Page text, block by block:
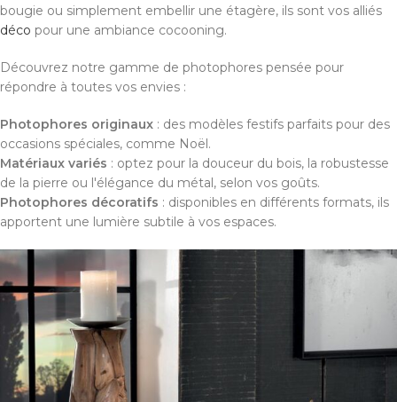
bougie ou simplement embellir une étagère, ils sont vos alliés
déco pour une ambiance cocooning.
Découvrez notre gamme de photophores pensée pour
répondre à toutes vos envies :
Photophores originaux : des modèles festifs parfaits pour des
occasions spéciales, comme Noël.
Matériaux variés : optez pour la douceur du bois, la robustesse
de la pierre ou l'élégance du métal, selon vos goûts.
Photophores décoratifs : disponibles en différents formats, ils
apportent une lumière subtile à vos espaces.